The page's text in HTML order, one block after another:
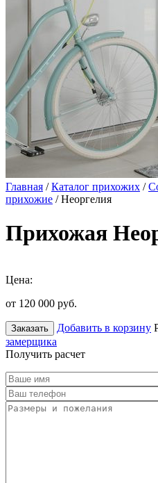
Главная /Каталог прихожих /
прихожие / Неоргелия
Прихожая
Цена:
от 120 000 руб.
Заказать Добавить в корзину
замерщика
Получить расчет